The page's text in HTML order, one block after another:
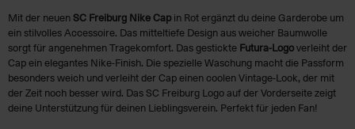
Mit der neuen SC Freiburg Nike Capin Rot ergänzt du deine Garderobe um
ein stilvolles Accessoire. Das mitteltiefe Design aus weicher Baumwolle
sorgt für angenehmen Tragekomfort. Das gestickte Futura-Logoverleiht der
Cap ein elegantes Nike-Finish. Die spezielle Waschung macht die Passform
besonders weich und verleiht der Cap einen coolen Vintage-Look, der mit
der Zeit noch besser wird. Das SC Freiburg Logo auf der Vorderseite zeigt
deine Unterstützung für deinen Lieblingsverein. Perfekt für jeden Fan!